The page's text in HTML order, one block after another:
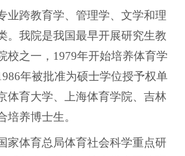
跨教育学、管理学、文学和理
。我院是我国最早开展研究生教
校之一，1979年开始培养体育学
年被批准为硕士学位授予权单
体育大学、上海体育学院、吉林
培养博士生。
体育总局体育社会科学重点研